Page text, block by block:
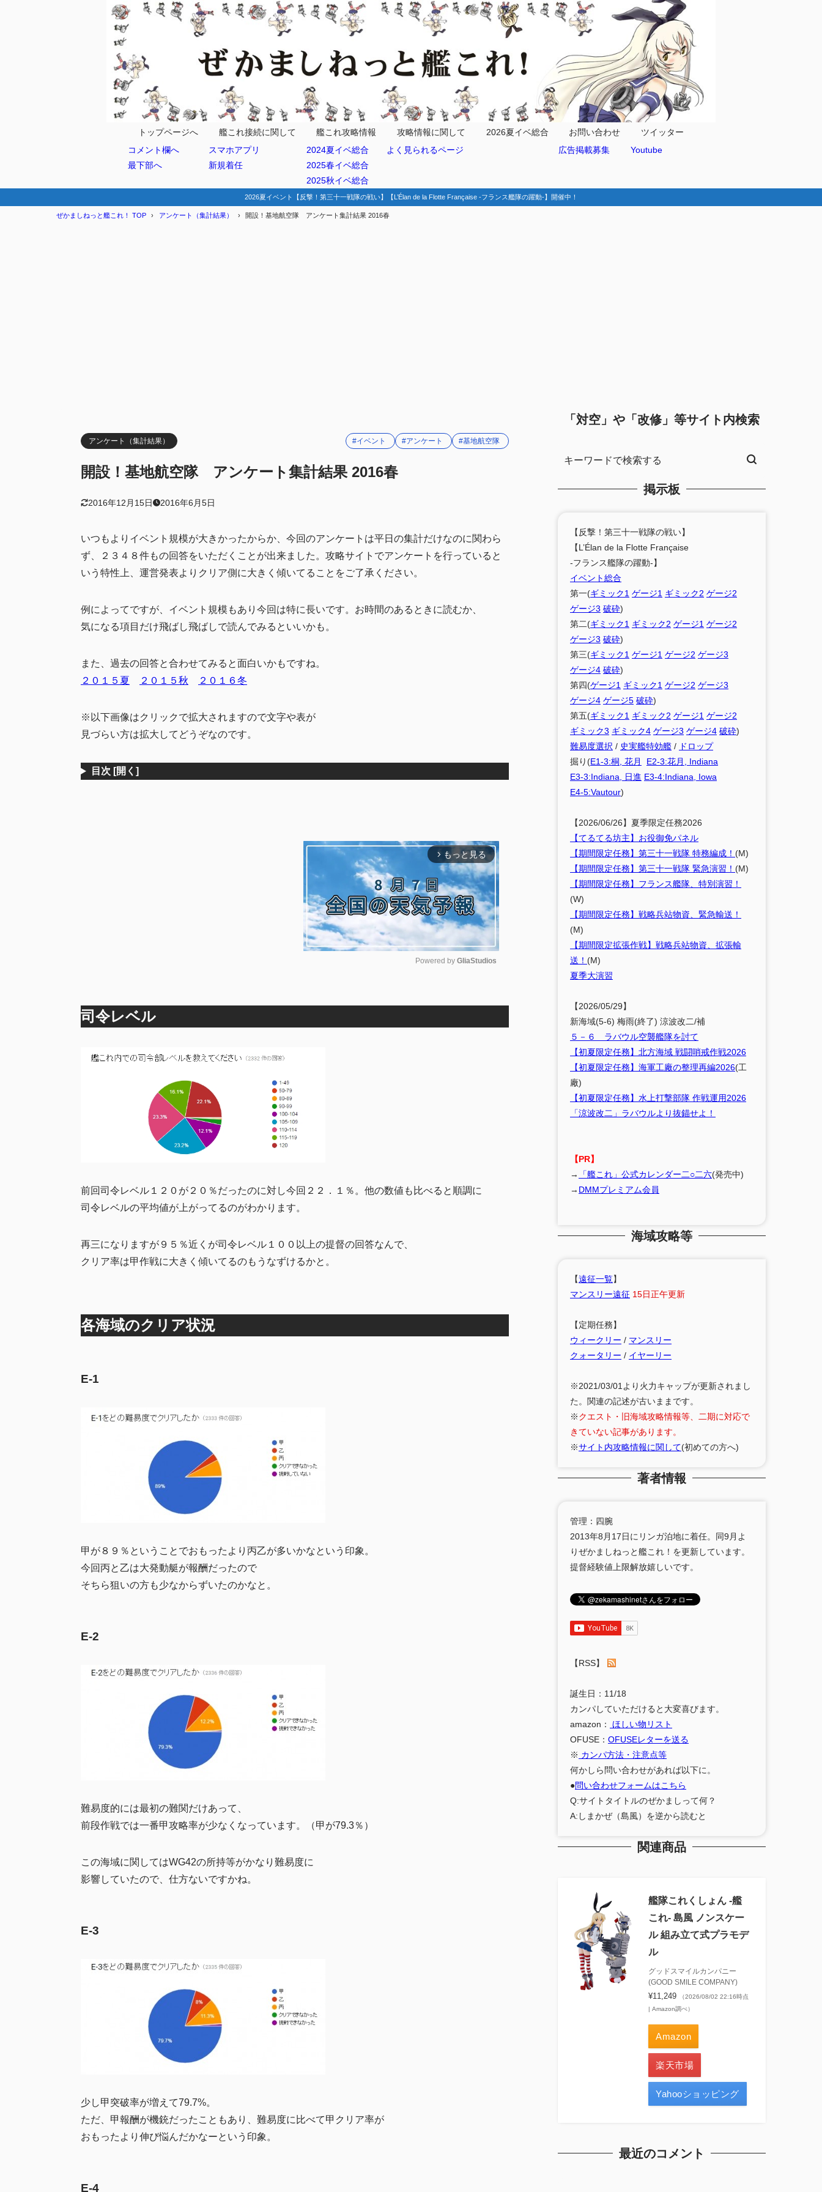
トップページへ
コメント欄へ
最下部へ
艦これ接続に関して
スマホアプリ
新規着任
艦これ攻略情報
2024夏イベ総合
2025春イベ総合
2025秋イベ総合
攻略情報に関して
よく見られるページ
2026夏イベ総合
お問い合わせ
広告掲載募集
ツイッター
Youtube
2026夏イベント【反撃！第三十一戦隊の戦い】【L’Élan de la Flotte Française -フランス艦隊の躍動-】開催中！
ぜかましねっと艦これ！ TOP アンケート（集計結果） 開設！基地航空隊 アンケート集計結果 2016春
アンケート（集計結果） #イベント #アンケート #基地航空隊
開設！基地航空隊 アンケート集計結果 2016春
2016年12月15日 2016年6月5日
いつもよりイベント規模が大きかったからか、今回のアンケートは平日の集計だけなのに関わら
ず、２３４８件もの回答をいただくことが出来ました。攻略サイトでアンケートを行っていると
いう特性上、運営発表よりクリア側に大きく傾いてることをご了承ください。
例によってですが、イベント規模もあり今回は特に長いです。お時間のあるときに読むか、
気になる項目だけ飛ばし飛ばしで読んでみるといいかも。
また、過去の回答と合わせてみると面白いかもですね。
２０１５夏
２０１５秋 ２０１６冬
※以下画像はクリックで拡大されますので文字や表が
見づらい方は拡大してどうぞなのです。
目次 [開く]
arrow_forward_ios もっと見る
t
Powered by GliaStudios
司令レベル
前回司令レベル１２０が２０％だったのに対し今回２２．１％。他の数値も比べると順調に
司令レベルの平均値が上がってるのがわかります。
再三になりますが９５％近くが司令レベル１００以上の提督の回答なんで、
クリア率は甲作戦に大きく傾いてるのもうなずけるかと。
各海域のクリア状況
E-1
甲が８９％ということでおもったより丙乙が多いかなという印象。
今回丙と乙は大発動艇が報酬だったので
そちら狙いの方も少なからずいたのかなと。
E-2
難易度的には最初の難関だけあって、
前段作戦では一番甲攻略率が少なくなっています。（甲が79.3％）
この海域に関してはWG42の所持等がかなり難易度に
影響していたので、仕方ないですかね。
E-3
少し甲突破率が増えて79.7%。
ただ、甲報酬が機銃だったこともあり、難易度に比べて甲クリア率が
おもったより伸び悩んだかなーという印象。
E-4
「対空」や「改修」等サイト内検索
掲示板
【反撃！第三十一戦隊の戦い】
【L’Élan de la Flotte Française
-フランス艦隊の躍動-】
イベント総合
第一(ギミック1 ゲージ1 ギミック2 ゲージ2
ゲージ3 破砕)
第二(ギミック1 ギミック2 ゲージ1 ゲージ2
ゲージ3 破砕)
第三(ギミック1 ゲージ1 ゲージ2 ゲージ3
ゲージ4 破砕)
第四(ゲージ1 ギミック1 ゲージ2 ゲージ3
ゲージ4 ゲージ5 破砕)
第五(ギミック1 ギミック2 ゲージ1 ゲージ2
ギミック3 ギミック4 ゲージ3 ゲージ4 破砕)
難易度選択 / 史実艦特効艦 / ドロップ
掘り(E1-3:桐, 花月
E2-3:花月, Indiana
E3-3:Indiana, 日進 E3-4:Indiana, Iowa
E4-5:Vautour)
【2026/06/26】夏季限定任務2026
【てるてる坊主】お役御免パネル
【期間限定任務】第三十一戦隊 特務編成！ (M)
【期間限定任務】第三十一戦隊 緊急演習！ (M)
【期間限定任務】フランス艦隊、特別演習！
(W)
【期間限定任務】戦略兵站物資、緊急輸送！
(M)
【期間限定拡張作戦】戦略兵站物資、拡張輸
送！ (M)
夏季大演習
【2026/05/29】
新海域(5-6) 梅雨(終了) 涼波改二/補
５－６ ラバウル空襲艦隊を討て
【初夏限定任務】北方海域 戦闘哨戒作戦2026
【初夏限定任務】海軍工廠の整理再編2026(工
廠)
【初夏限定任務】水上打撃部隊 作戦運用2026
「涼波改二」ラバウルより抜錨せよ！
【PR】
→
「艦これ」公式カレンダー二○二六(発売中)
→ DMMプレミアム会員
海域攻略等
【遠征一覧】
マンスリー遠征 15日正午更新
【定期任務】
ウィークリー / マンスリー
クォータリー / イヤーリー
※2021/03/01より火力キャップが更新されまし
た。関連の記述が古いままです。
※クエスト・旧海域攻略情報等、二期に対応で
きていない記事があります。
※サイト内攻略情報に関して(初めての方へ)
著者情報
管理：四腕
2013年8月17日にリンガ泊地に着任。同9月よ
りぜかましねっと艦これ！を更新しています。
提督経験値上限解放嬉しいです。
【RSS】
誕生日：11/18
カンパしていただけると大変喜びます。
amazon：
ほしい物リスト
OFUSE： OFUSEレターを送る
※ カンパ方法・注意点等
何かしら問い合わせがあれば以下に。
●問い合わせフォームはこちら
Q:サイトタイトルのぜかましって何？
A:しまかぜ（島風）を逆から読むと
関連商品
艦隊これくしょん ‐艦
これ‐ 島風 ノンスケー
ル 組み立て式プラモデ
ル
グッドスマイルカンパニー
(GOOD SMILE COMPANY)
¥11,249
（2026/08/02 22:16時点
| Amazon調べ）
Amazon
楽天市場
Yahooショッピング
最近のコメント
司令レベル
各海域のクリア状況
2.1 E-1
2.2 E-2
E-4
2.5 E-5
今回のイベントで改善して欲しいと思う点
7 運営に対してなにかあれば
8 おまけ
8.4 艦これアーケードプレイ状況
9 まとめ